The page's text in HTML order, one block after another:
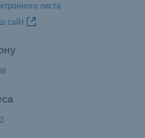
листа
сайт